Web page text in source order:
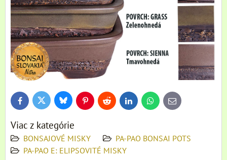
FacebookTwitter BlueskyPinterestReddit LinkedInWhatsApp
E-
mail
Viac z kategórie
BONSAJOVÉ MISKY
PA-PAO BONSAI POTS
PA-PAO E: ELIPSOVITÉ MISKY